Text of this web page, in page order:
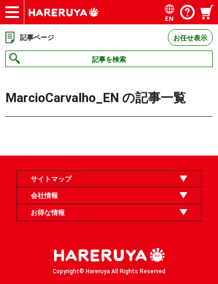
ショップ
買取
記事
デッキ検索
デッキ構築
選手一覧
店舗一覧
イベント
お問い合わせ
EN
記事ページ お任せ表示
記事を検索
MarcioCarvalho_EN の記事一覧
サイトマップ
オンラインショップ
買取
記事
選手一覧
デッキ検索
デッキ構築
イベント・大会
店舗のご案内
お問い合わせ
ヘルプ
FAQ
会社情報
利用規約
スタッフ募集
特定商取引法表示
個人情報保護方針
企業情報
お得な情報
Copyright© Hareruya All Rights Reserved